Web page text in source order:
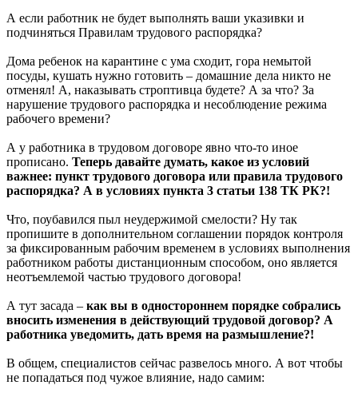
А если работник не будет выполнять ваши указивки и
подчиняться Правилам трудового распорядка?
Дома ребенок на карантине с ума сходит, гора немытой
посуды, кушать нужно готовить – домашние дела никто не
отменял! А, наказывать строптивца будете? А за что? За
нарушение трудового распорядка и несоблюдение режима
рабочего времени?
А у работника в трудовом договоре явно что-то иное
прописано. Теперь давайте думать, какое из условий
важнее: пункт трудового договора или правила трудового
распорядка? А в условиях пункта 3 статьи 138 ТК РК?!
Что, поубавился пыл неудержимой смелости? Ну так
пропишите в дополнительном соглашении порядок контроля
за фиксированным рабочим временем в условиях выполнения
работником работы дистанционным способом, оно является
неотъемлемой частью трудового договора!
А тут засада – как вы в одностороннем порядке собрались
вносить изменения в действующий трудовой договор? А
работника уведомить, дать время на размышление?!
В общем, специалистов сейчас развелось много. А вот чтобы
не попадаться под чужое влияние, надо самим: